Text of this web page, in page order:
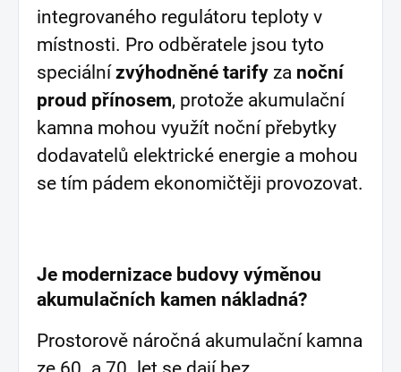
integrovaného regulátoru teploty v
místnosti. Pro odběratele jsou tyto
speciálnízvýhodněné tarify za noční
proud přínosem, protože akumulační
kamna mohou využít noční přebytky
dodavatelů elektrické energie a mohou
se tím pádem ekonomičtěji provozovat.
Je modernizace budovy výměnou
akumulačních kamen nákladná?
Prostorově náročná akumulační kamna